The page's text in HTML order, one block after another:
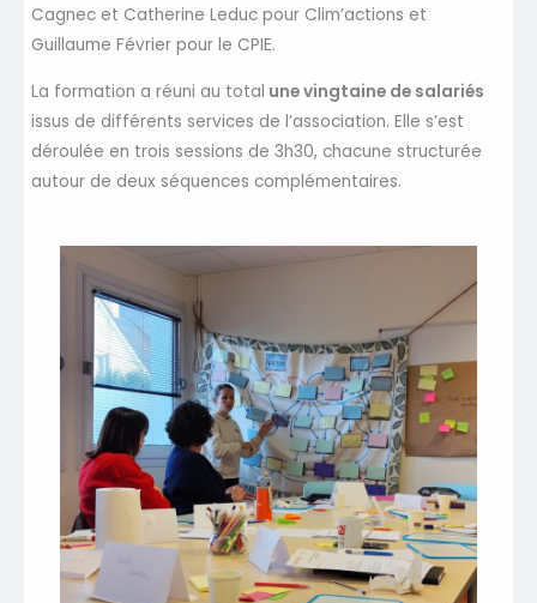
Cagnec et Catherine Leduc pour Clim’actions et
Guillaume Février pour le CPIE.
La formation a réuni au total une vingtaine de salariés
issus de différents services de l’association. Elle s’est
déroulée en trois sessions de 3h30, chacune structurée
autour de deux séquences complémentaires.